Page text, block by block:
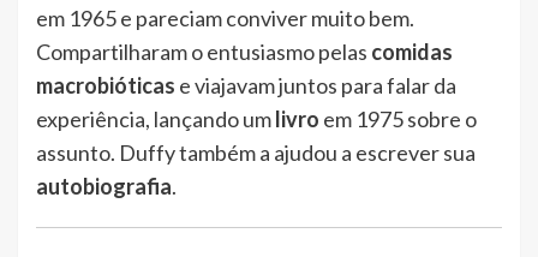
em 1965 e pareciam conviver muito bem.
Compartilharam o entusiasmo pelas comidas
macrobióticas e viajavam juntos para falar da
experiência, lançando umlivro em 1975 sobre o
assunto. Duffy também a ajudou a escrever sua
autobiografia.